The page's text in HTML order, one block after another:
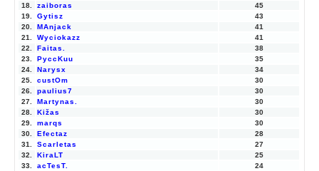
18.
zaiboras
45
19.
Gytisz
43
20.
MAnjack
41
21.
Wyciokazz
41
22.
Faitas.
38
23.
PyccKuu
35
24.
Narysx
34
25.
custOm
30
26.
paulius7
30
27.
Martynas.
30
28.
Kižas
30
29.
marqs
30
30.
Efectaz
28
31.
Scarletas
27
32.
KiraLT
25
33.
acTesT.
24